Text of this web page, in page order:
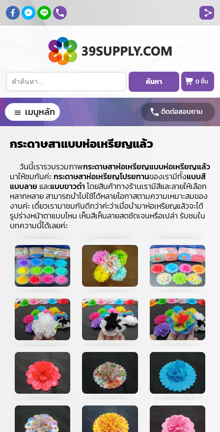
ค้นหา 0ชิ้น
เมนูหลัก ติดต่อสอบถาม
กระดาษสาแบบห่อเหรียญแล้ว
วันนี้เรารวบรวมภาพกระดาษสาห่อเหรียญแบบห่อเหรียญแล้ว
มาให้ชมกันค่ะกระดาษสาห่อเหรียญโปรยทานของเรามีทั้งแบบสี
แบบลาย และแบบขาวดำโดยสินค้าทางร้านเรามีสีและลายให้เลือก
หลากหลาย สามารถนำไปใช้ได้หลายโอกาสตามความเหมาะสมของ
งานค่ะ เดี๋ยวเรามาชมกันดีกว่าค่ะว่าเมื่อนำมาห่อเหรียญแล้วจะได้
รูปร่างหน้าตาแบบไหน เห็นสีเห็นลายสดชัดเจนหรือเปล่า รับชมใน
บทความนี้ได้เลยค่ะ